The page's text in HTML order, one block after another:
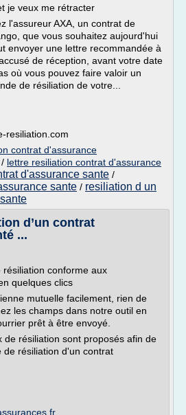
je veux me rétracter
l'assureur AXA, un contrat de
que vous souhaitez aujourd'hui
envoyer une lettre recommandée à
de réception, avant votre date
où vous pouvez faire valoir un
de résiliation de votre...
resiliation.com
contrat d'assurance
/ lettre resiliation contrat d'assurance
d'assurance sante /
sante / resiliation d un
d’un contrat
...
conforme aux
quelques clics
mutuelle facilement, rien de
les champs dans notre outil en
prêt à être envoyé.
de résiliation sont proposés afin de
de résiliation d'un contrat